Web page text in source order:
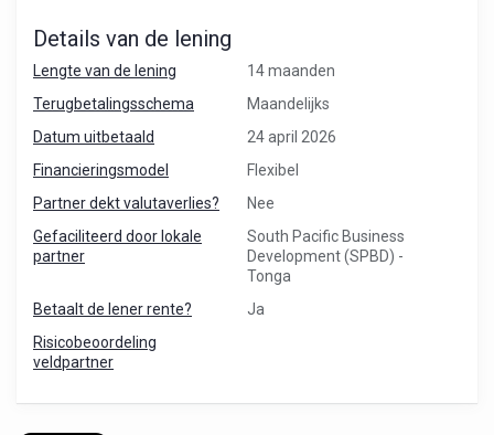
Details van de lening
Lengte van de lening
14 maanden
Terugbetalingsschema
Maandelijks
Datum uitbetaald
24 april 2026
Financieringsmodel
Flexibel
Partner dekt valutaverlies?
Nee
Gefaciliteerd door lokale
partner
South Pacific Business
Development (SPBD) -
Tonga
Betaalt de lener rente?
Ja
Risicobeoordeling
veldpartner